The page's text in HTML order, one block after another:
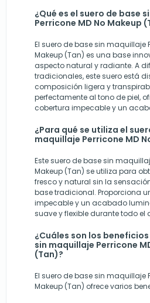
¿Qué es el suero de base
Perricone MD No Makeup
El suero de base sin maquillaje
Makeup (Tan) es una base
aspecto natural y radiante. A
tradicionales, este suero está
composición ligera y
perfectamente al tono de piel,
cobertura impecable y un
¿Para qué se utiliza el
maquillaje Perricone MD
Este suero de base sin
Makeup (Tan) se utiliza para
fresco y natural sin la
base tradicional. Proporciona
impecable y un acabado
suave y flexible durante todo el
¿Cuáles son los
sin maquillaje Perricone
(Tan)?
El suero de base sin maquillaje
Makeup (Tan) ofrece varios